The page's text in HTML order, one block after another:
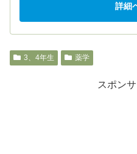
詳細
3、4年生 薬学
スポン